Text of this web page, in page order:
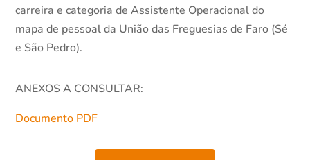
carreira e categoria de Assistente Operacional do
mapa de pessoal da União das Freguesias de Faro (Sé
e São Pedro).
ANEXOS A CONSULTAR:
Documento PDF